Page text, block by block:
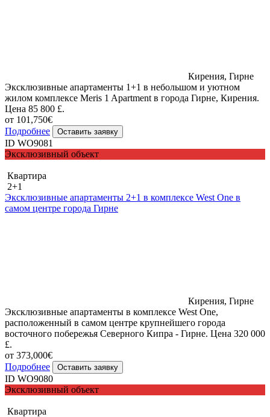
Кирения, Гирне
Эксклюзивные апартаменты 1+1 в небольшом и уютном
жилом комплексе Meris 1 Apartment в города Гирне, Кирения.
Цена 85 800 £.
от 101,750€
Подробнее
Оставить заявку
ID WO9081
Эксклюзивный объект
Квартира
2+1
Эксклюзивные апартаменты 2+1 в комплексе West One в
самом центре города Гирне
Кирения, Гирне
Эксклюзивные апартаменты в комплексе West One,
расположенный в самом центре крупнейшего города
восточного побережья Северного Кипра - Гирне. Цена 320 000
£.
от 373,000€
Подробнее
Оставить заявку
ID WO9080
Эксклюзивный объект
Квартира